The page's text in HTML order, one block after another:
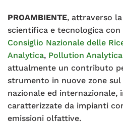
PROAMBIENTE, attraverso
scientifica e tecnologica con
Consiglio Nazionale delle
Analytica, Pollution
attualmente un contributo
strumento in nuove zone
nazionale ed internazionale,
caratterizzate da impianti
emissioni olfattive.